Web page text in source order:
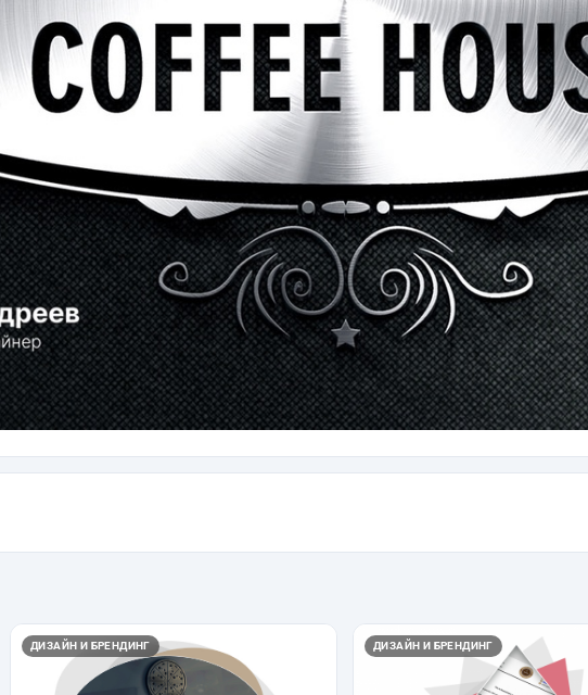
ДИЗАЙН И БРЕНДИНГ ДИЗАЙН И БРЕНДИНГ